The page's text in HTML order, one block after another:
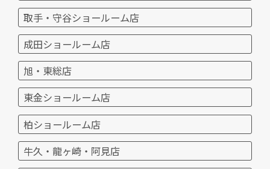
取手・守谷ショールーム店
成田ショールーム店
旭・東総店
東金ショールーム店
柏ショールーム店
牛久・龍ヶ崎・阿見店